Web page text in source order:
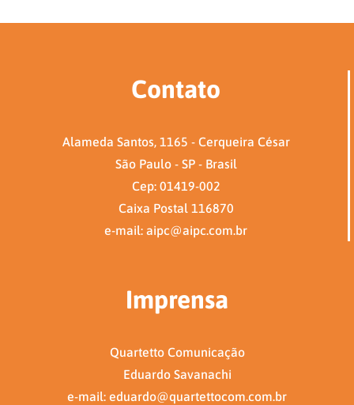
Contato
Alameda Santos, 1165 - Cerqueira César
São Paulo - SP - Brasil
Cep: 01419-002
Caixa Postal 116870
e-mail: aipc@aipc.com.br
Imprensa
Quartetto Comunicação
Eduardo Savanachi
e-mail: eduardo@quartettocom.com.br